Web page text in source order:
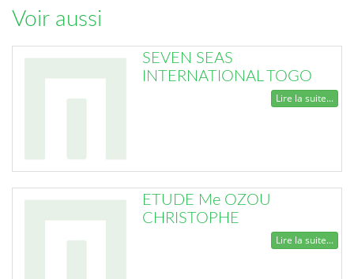
Voir aussi
SEVEN SEAS
INTERNATIONAL TOGO
Lire la suite...
ETUDE Me OZOU
CHRISTOPHE
Lire la suite...